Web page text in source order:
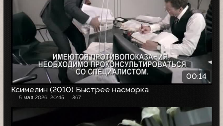
00:14
Ксимелин (2010) Быстрее насморка
5 мая 2026, 20:45 367